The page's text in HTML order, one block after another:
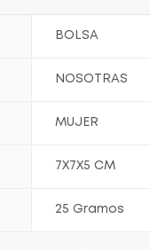
BOLSA
NOSOTRAS
MUJER
7X7X5 CM
25 Gramos